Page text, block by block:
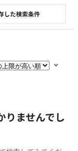
りませんでし
した検索条件